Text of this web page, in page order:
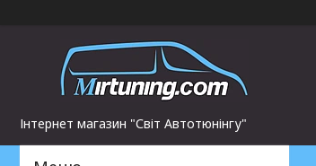
Інтернет магазин "Світ Автотюнінгу"